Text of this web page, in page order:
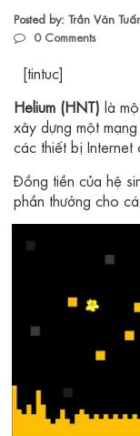
Posted by: Trần Văn
0Comments
[tintuc]
Helium (HNT) là
xây dựng một
các thiết bị Internet
Đồng tiền của hệ
phần thưởng cho